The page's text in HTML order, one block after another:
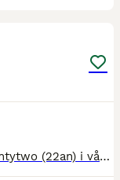
I 3,5 år har vi haft förmånen att ha Twentytwo (22an) i våra liv. En underbar ponny på alla sätt och med en personlighet utöver allt annat vi träffat. Då ryttaren växer och med det sätter nya mål s